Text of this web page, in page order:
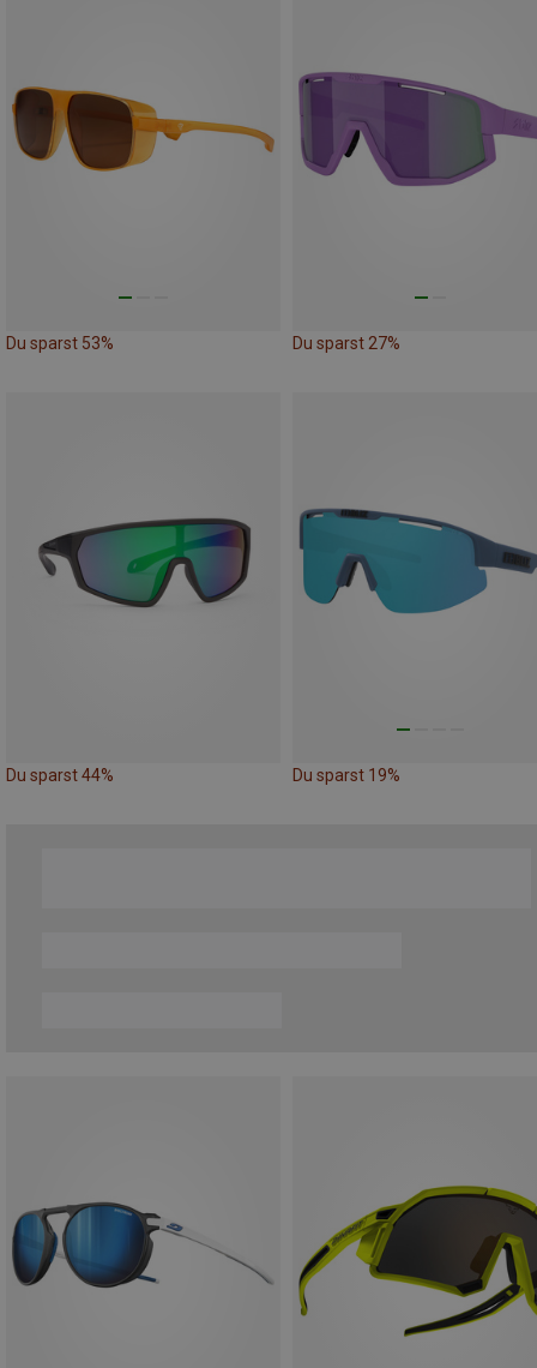
Du sparst 53% Du sparst 27%
Du sparst 44% Du sparst 19%